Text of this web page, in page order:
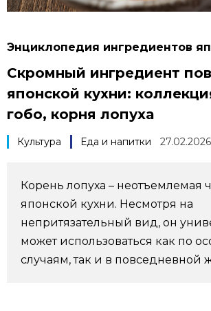
Фото/Видео
Разделы
Политика
Японский калейдоскоп
Энциклопедия ингредиентов
Скромный ингредиент
японской кухни:
гобо, корня лопуха
Культура Еда и напитки 27.02.2026
Корень лопуха – неотъемлемая
японской кухни. Несмотря на
непритязательный вид, он
может использоваться как по
случаям, так и в повседневной